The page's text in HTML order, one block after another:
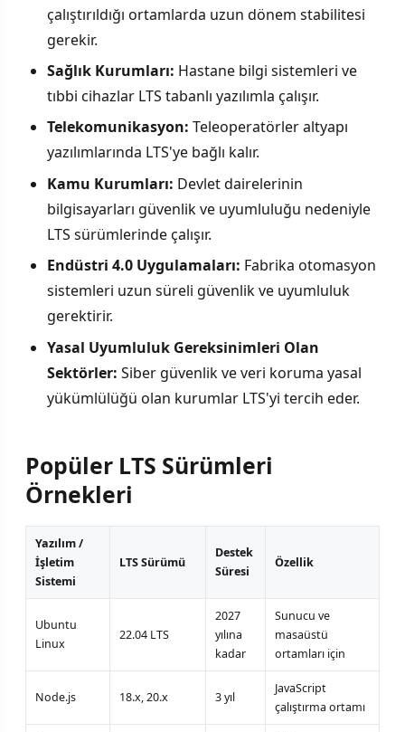
çalıştırıldığı ortamlarda uzun dönem stabilitesi
gerekir.
Sağlık Kurumları: Hastane bilgi sistemleri ve
tıbbi cihazlar LTS tabanlı yazılımla çalışır.
Telekomunikasyon: Teleoperatörler altyapı
yazılımlarında LTS'ye bağlı kalır.
Kamu Kurumları: Devlet dairelerinin
bilgisayarları güvenlik ve uyumluluğu nedeniyle
LTS sürümlerinde çalışır.
Endüstri 4.0 Uygulamaları: Fabrika otomasyon
sistemleri uzun süreli güvenlik ve uyumluluk
gerektirir.
Yasal Uyumluluk Gereksinimleri Olan
Sektörler: Siber güvenlik ve veri koruma yasal
yükümlülüğü olan kurumlar LTS'yi tercih eder.
Popüler LTS Sürümleri
Örnekleri
Yazılım /
İşletim
Sistemi
LTS Sürümü
Destek
Süresi
Özellik
Ubuntu
Linux
22.04 LTS
2027
yılına
kadar
Sunucu ve
masaüstü
ortamları için
Node.js 18.x, 20.x 3 yıl
JavaScript
çalıştırma ortamı